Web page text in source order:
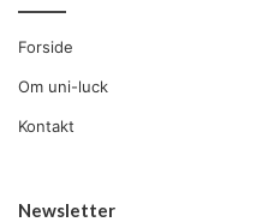
Forside
Om uni-luck
Kontakt
Newsletter